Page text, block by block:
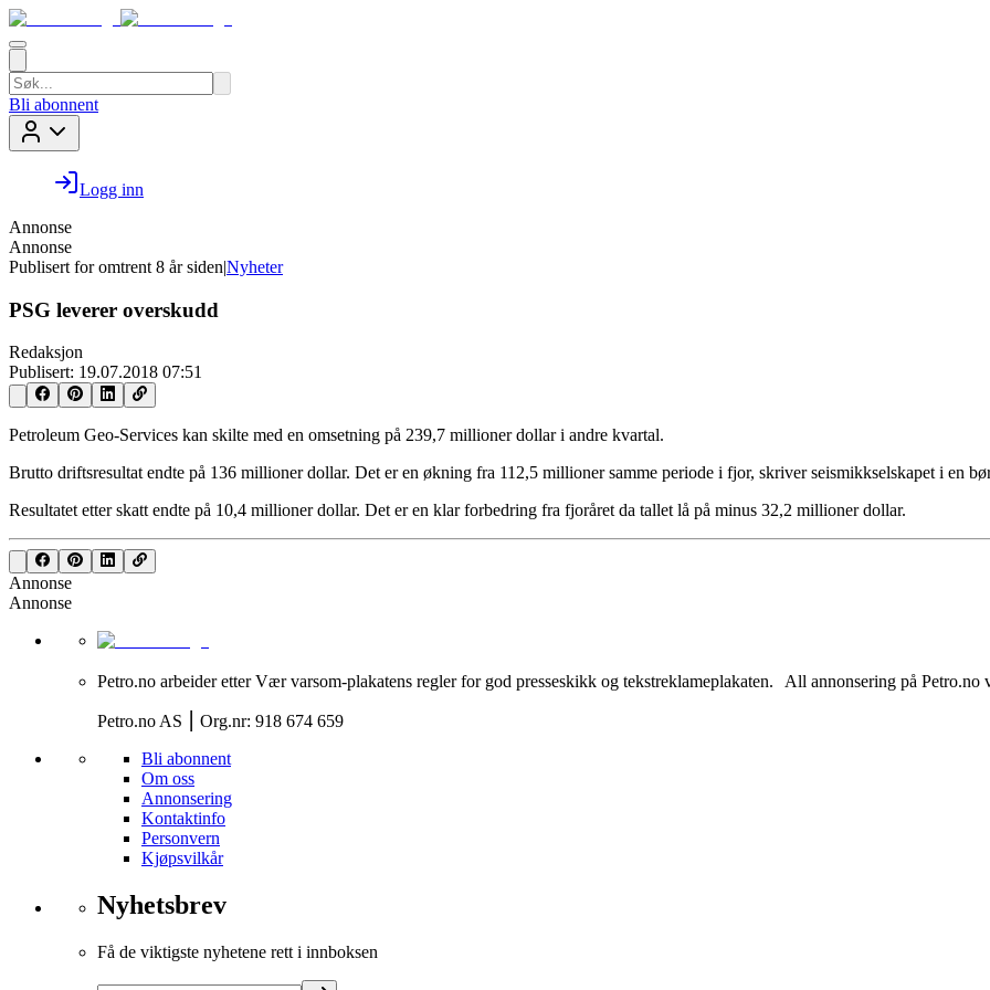
Bli abonnent
Logg inn
Annonse
Annonse
Publisert for omtrent 8 år siden|Nyheter
PSG leverer overskudd
Redaksjon
Publisert: 19.07.2018 07:51
Petroleum Geo-Services kan skilte med en omsetning på 239,7 millioner dollar i andre kvartal.
Brutto driftsresultat endte på 136 millioner dollar. Det er en økning fra 112,5 millioner samme periode i fjor, skriver seismikkselskapet i en
Resultatet etter skatt endte på 10,4 millioner dollar. Det er en klar forbedring fra fjoråret da tallet lå på minus 32,2 millioner dollar.
Annonse
Annonse
Petro.no arbeider etter Vær varsom-plakatens regler for god presseskikk og tekstreklameplakaten. All annonsering på
Petro.no AS ⎮ Org.nr: 918 674 659
Bli abonnent
Om oss
Annonsering
Kontaktinfo
Personvern
Kjøpsvilkår
Nyhetsbrev
Få de viktigste nyhetene rett i innboksen